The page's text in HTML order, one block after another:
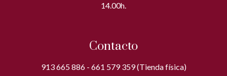
14.00h.
Contacto
913 665 886 - 661 579 359 (Tienda física)